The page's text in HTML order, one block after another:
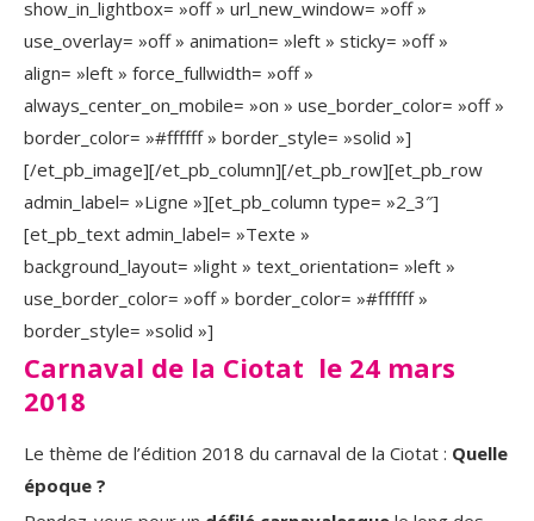
show_in_lightbox= »off » url_new_window= »off »
use_overlay= »off » animation= »left » sticky= »off »
align= »left » force_fullwidth= »off »
always_center_on_mobile= »on » use_border_color= »off »
border_color= »#ffffff » border_style= »solid »]
[/et_pb_image][/et_pb_column][/et_pb_row][et_pb_row
admin_label= »Ligne »][et_pb_column type= »2_3″]
[et_pb_text admin_label= »Texte »
background_layout= »light » text_orientation= »left »
use_border_color= »off » border_color= »#ffffff »
border_style= »solid »]
Carnaval de la Ciotat le 24 mars
2018
Le thème de l’édition 2018 du carnaval de la Ciotat : Quelle
époque ?